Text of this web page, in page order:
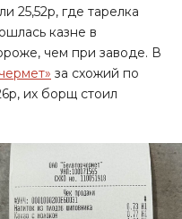
25,52р, где тарелка
казне в
чем при заводе. В
за схожий по
их борщ стоил